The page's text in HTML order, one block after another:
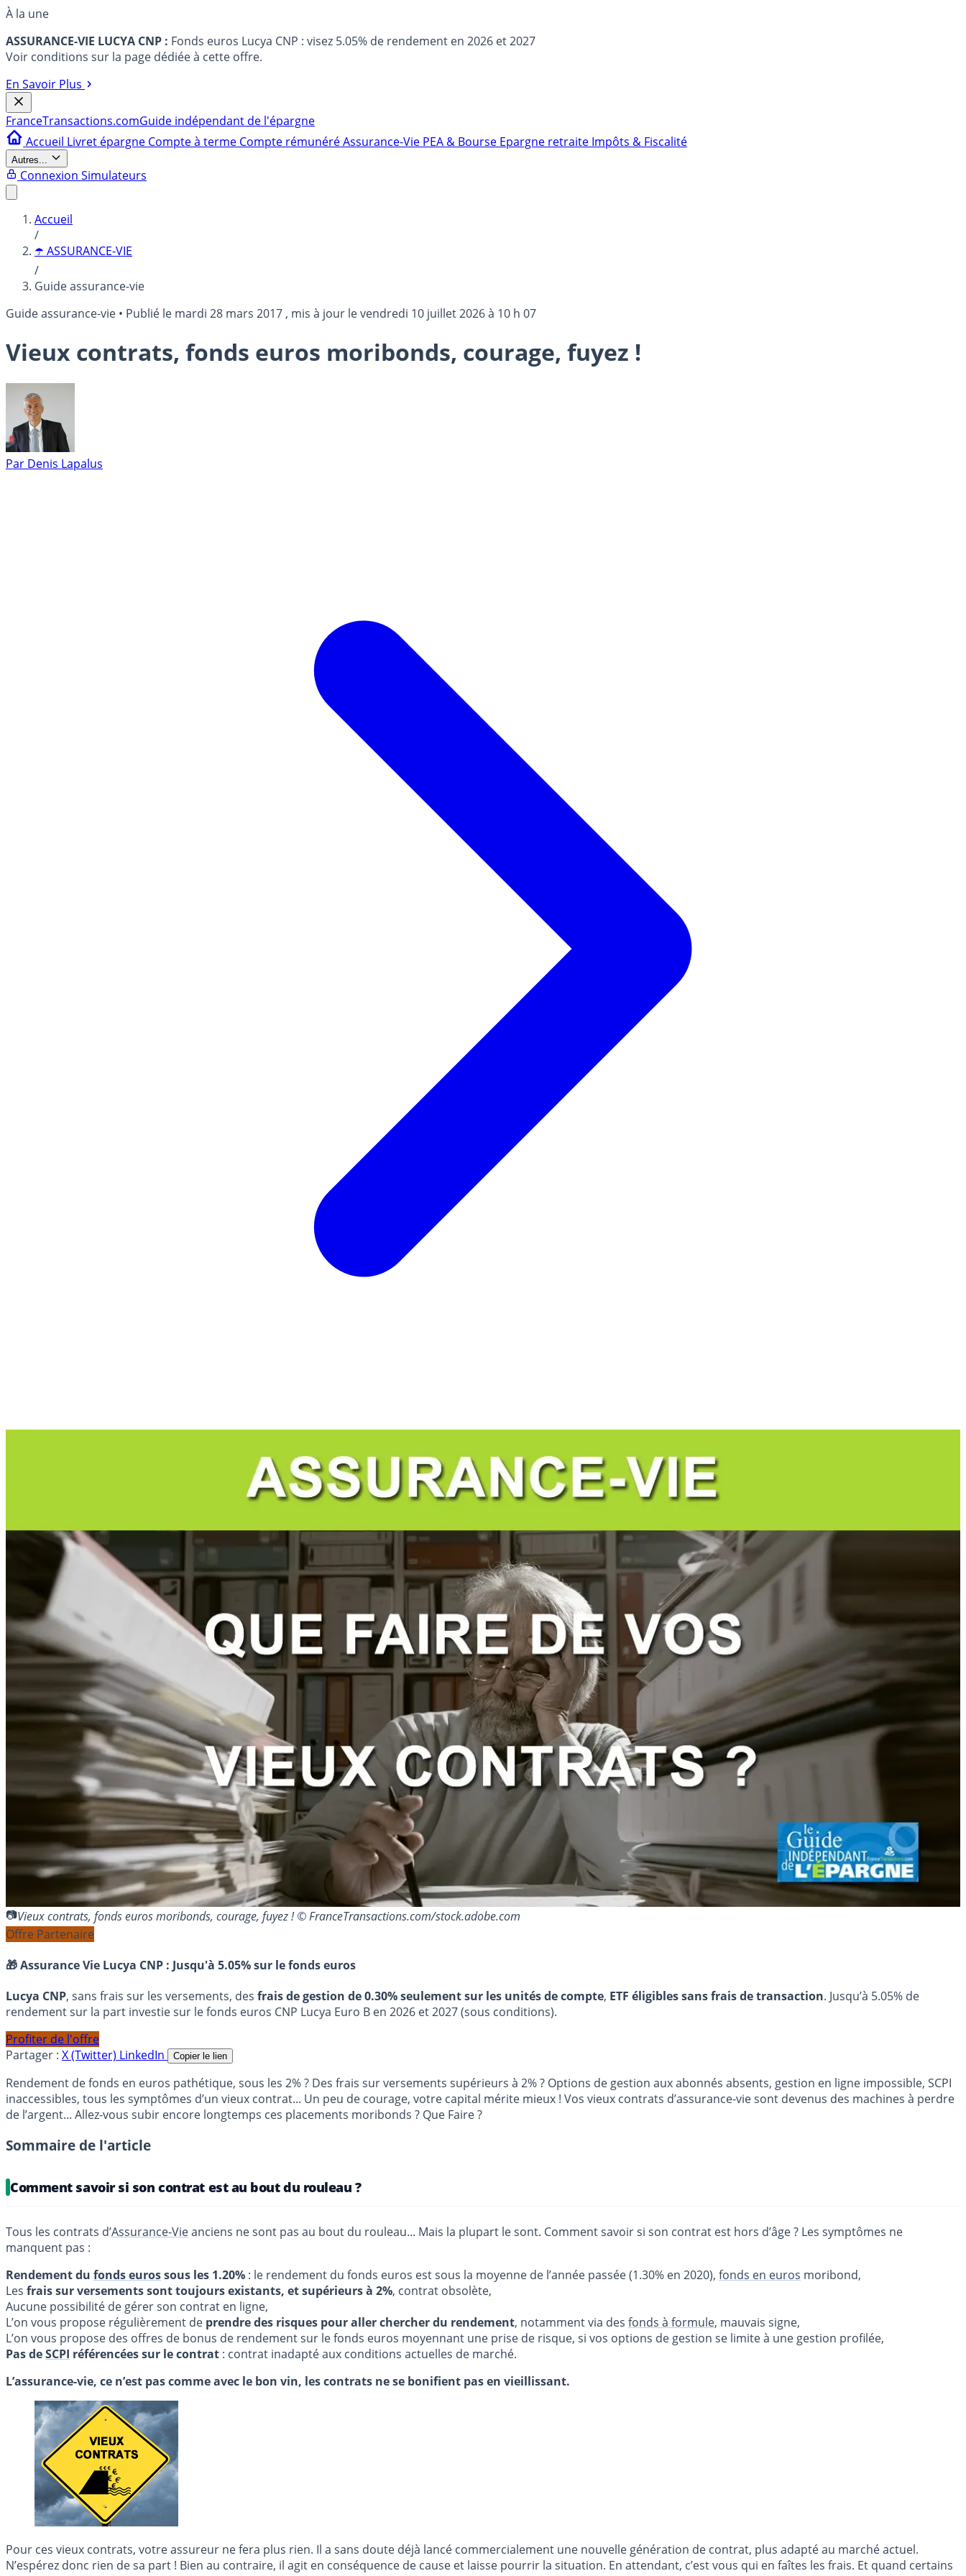
À la une
ASSURANCE-VIE LUCYA CNP : Fonds euros Lucya CNP : visez 5.05% de rendement en 2026 et 2027
Voir conditions sur la page dédiée à cette offre.
En Savoir Plus
FranceTransactions.comGuide indépendant de l'épargne
Accueil Livret épargne Compte à terme Compte rémunéréAssurance-Vie PEA & Bourse Epargne retraite Impôts & Fiscalité
Autres...
Connexion Simulateurs
Accueil
/
☂️ ASSURANCE-VIE
/
Guide assurance-vie
Guide assurance-vie • Publié le mardi 28 mars 2017 , mis à jour levendredi 10 juillet 2026 à 10 h 07
Vieux contrats, fonds euros moribonds, courage, fuyez !
Par Denis Lapalus
Vieux contrats, fonds euros moribonds, courage, fuyez ! © FranceTransactions.com/stock.adobe.com
Offre Partenaire
🎁 Assurance Vie Lucya CNP : Jusqu'à 5.05% sur le fonds euros
Lucya CNP, sans frais sur les versements, des frais de gestion de 0.30% seulement sur les unités de compte, ETF éligibles sans frais de transaction. Jusqu’à 5.05% de
rendement sur la part investie sur le fonds euros CNP Lucya Euro B en 2026 et 2027 (sous conditions).
Profiter de l'offre
Partager : X (Twitter) LinkedIn Copier le lien
Rendement de fonds en euros pathétique, sous les 2% ? Des frais sur versements supérieurs à 2% ? Options de gestion aux abonnés absents, gestion en ligne impossible, SCPI
inaccessibles, tous les symptômes d’un vieux contrat... Un peu de courage, votre capital mérite mieux ! Vos vieux contrats d’assurance-vie sont devenus des machines à perdre
de l’argent... Allez-vous subir encore longtemps ces placements moribonds ? Que Faire ?
Sommaire de l'article
Comment savoir si son contrat est au bout du rouleau ?
Tous les contrats d’Assurance-Vieanciens ne sont pas au bout du rouleau... Mais la plupart le sont. Comment savoir si son contrat est hors d’âge ? Les symptômes ne
manquent pas :
Rendement du fonds eurossous les 1.20% : le rendement du fonds euros est sous la moyenne de l’année passée (1.30% en 2020), fonds en euros moribond,
Les frais sur versements sont toujours existants, et supérieurs à 2%, contrat obsolète,
Aucune possibilité de gérer son contrat en ligne,
L’on vous propose régulièrement de prendre des risques pour aller chercher du rendement, notamment via des fonds à formule, mauvais signe,
L’on vous propose des offres de bonus de rendement sur le fonds euros moyennant une prise de risque, si vos options de gestion se limite à une gestion profilée,
Pas deSCPI référencées sur le contrat : contrat inadapté aux conditions actuelles de marché.
L’assurance-vie, ce n’est pas comme avec le bon vin, les contrats ne se bonifient pas en vieillissant.
Pour ces vieux contrats, votre assureur ne fera plus rien. Il a sans doute déjà lancé commercialement une nouvelle génération de contrat, plus adapté au marché actuel.
N’espérez donc rien de sa part ! Bien au contraire, il agit en conséquence de cause et laisse pourrir la situation. En attendant, c’est vous qui en faîtes les frais. Et quand certains